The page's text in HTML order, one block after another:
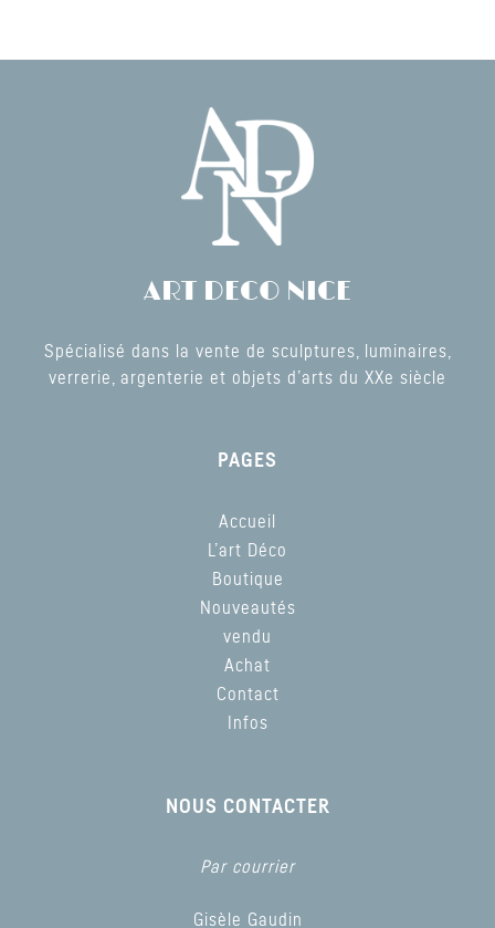
ART DECO NICE
Spécialisé dans la vente de sculptures, luminaires,
verrerie, argenterie et objets d’arts du XXe siècle
PAGES
Accueil
L’art Déco
Boutique
Nouveautés
vendu
Achat
Contact
Infos
NOUS CONTACTER
Par courrier
Gisèle Gaudin